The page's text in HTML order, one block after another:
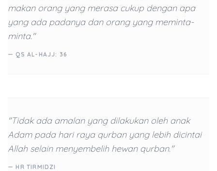
makan orang yang merasa cukup dengan apa
yang ada padanya dan orang yang meminta-
minta."
— QS AL-HAJJ: 36
"Tidak ada amalan yang dilakukan oleh anak
Adam pada hari raya qurban yang lebih dicintai
Allah selain menyembelih hewan qurban."
— HR TIRMIDZI